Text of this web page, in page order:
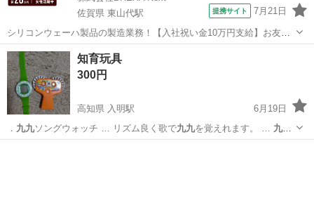
佐賀県 東山代駅
提携サイト 7月21日
シリコンウェーハ製品の製造業務！【入社祝い金10万円支給】お友達
やカップルとの応募OK◎年間休日129日＆休出なしでプライベート充
実♪業務はクリーンルームで快適作業◎自社正社員登用制度あり★1食
300円～の格安食堂あり！《佐...
佐賀 伊万里市 東山代駅
知育玩具
300円
高知県 入明駅
6月19日
． 九九 ソングウォッチ … リズム良く歌で九九を覚えれます。 … 九九
を覚えてしまい、不… #チャレンジ #九九 #2年生 …